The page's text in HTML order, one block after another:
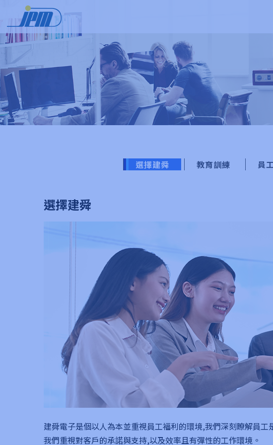
選擇建舜 教育訓練 員
選擇建舜
建舜電子是個以人為本並重視員工福利的環境,我們深刻瞭解員
我們重視對客戶的承諾與支持,以及效率且有彈性的工作環境。